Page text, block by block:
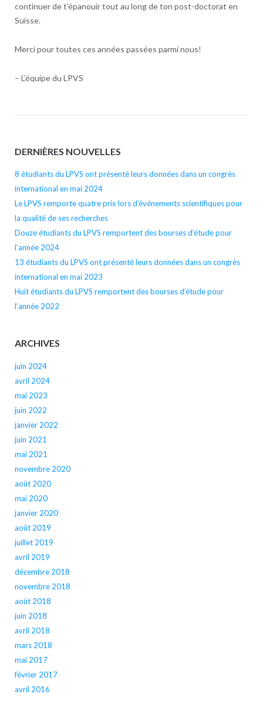
continuer de t’épanouir tout au long de ton post-doctorat en
Suisse.
Merci pour toutes ces années passées parmi nous!
– L’équipe du LPVS
DERNIÈRES NOUVELLES
8 étudiants du LPVS ont présenté leurs données dans un congrès
international en mai 2024
Le LPVS remporte quatre prix lors d’événements scientifiques pour
la qualité de ses recherches
Douze étudiants du LPVS remportent des bourses d’étude pour
l’année 2024
13 étudiants du LPVS ont présenté leurs données dans un congrès
international en mai 2023
Huit étudiants du LPVS remportent des bourses d’étude pour
l’année 2022
ARCHIVES
juin 2024
avril 2024
mai 2023
juin 2022
janvier 2022
juin 2021
mai 2021
novembre 2020
août 2020
mai 2020
janvier 2020
août 2019
juillet 2019
avril 2019
décembre 2018
novembre 2018
août 2018
juin 2018
avril 2018
mars 2018
mai 2017
février 2017
avril 2016